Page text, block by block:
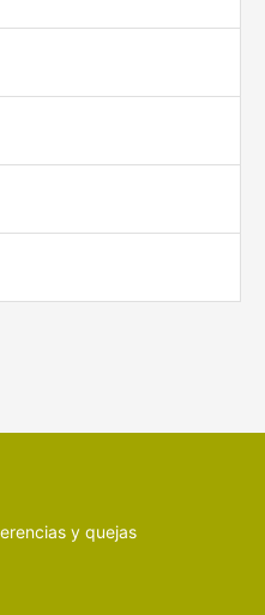
y quejas